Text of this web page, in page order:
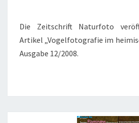
Die Zeitschrift Naturfoto
Artikel „Vogelfotografie im
Ausgabe 12/2008.